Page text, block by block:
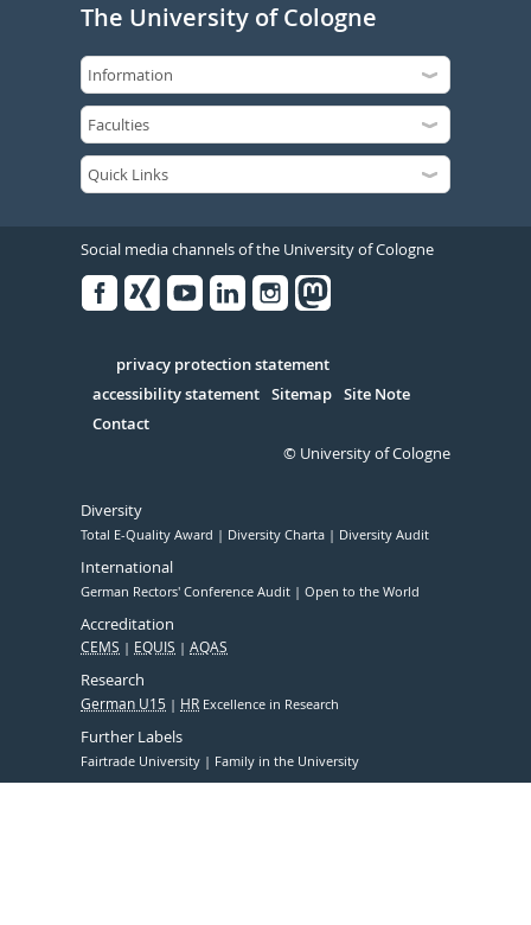
The University of Cologne
Social media channels of the University of Cologne
Serivce
privacy protection statement
accessibility statement Sitemap Site Note
Contact
© University of Cologne
Diversity
Total E-Quality Award Diversity Charta Diversity Audit
International
German Rectors' Conference Audit Open to the World
Accreditation
CEMS EQUIS AQAS
Research
German U15 HR Excellence in Research
Further Labels
Fairtrade University Family in the University